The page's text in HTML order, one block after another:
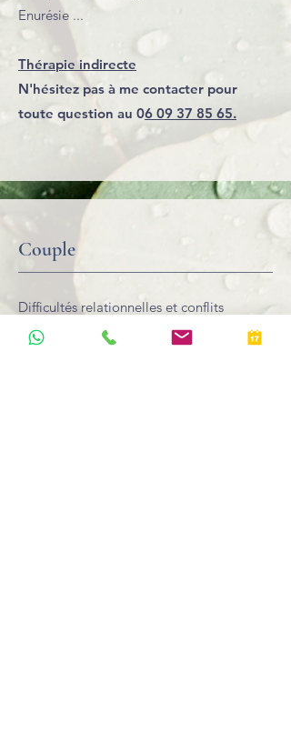
Enurésie ...
Thérapie indirecte
N'hésitez pas à me contacter pour
toute question au 06 09 37 85 65.
Couple
Difficultés relationnelles et conflits
Difficultés à communiquer